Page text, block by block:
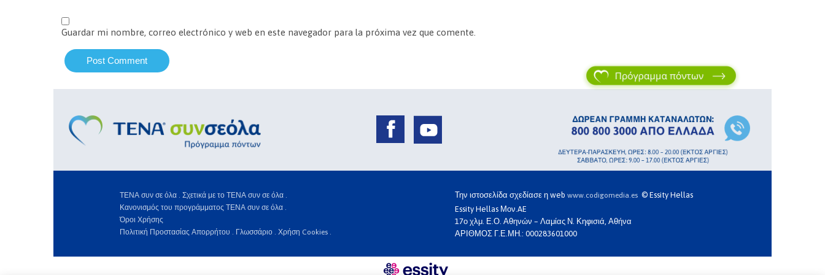
Guardar mi nombre, correo electrónico y web en este navegador para la próxima vez que comente.
Την ιστοσελίδα σχεδίασε η web www.codigomedia.es © Essity Hellas
Essity Hellas Μον.AE
17ο χλμ. Ε.Ο. Αθηνών – Λαμίας Ν. Κηφισιά, Αθήνα
ΑΡΙΘΜΟΣ Γ.Ε.ΜΗ.: 000283601000
ΤΕΝΑ συν σε όλα . Σχετικά με το ΤΕΝΑ συν σε όλα .
Κανονισμός του προγράμματος ΤΕΝΑ συν σε όλα .
Όροι Χρήσης
Πολιτική Προστασίας Απορρήτου . Γλωσσάριο . Χρήση Cookies .